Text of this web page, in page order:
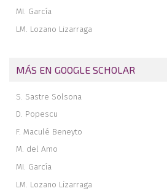
MI. García
LM. Lozano Lizarraga
MÁS EN GOOGLE SCHOLAR
S. Sastre Solsona
D. Popescu
F. Maculé Beneyto
M. del Amo
MI. García
LM. Lozano Lizarraga